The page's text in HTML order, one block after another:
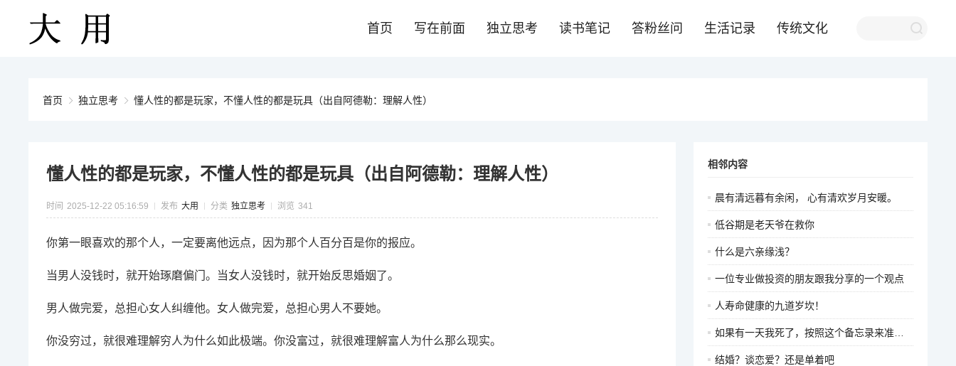
首页 写在前面 独立思考 读书笔记 答粉丝问 生活记录 传统文化
首页 独立思考 懂人性的都是玩家，不懂人性的都是玩具（出自阿德勒：理解人性）
懂人性的都是玩家，不懂人性的都是玩具（出自阿德勒：理解人性）
时间 2025-12-22 05:16:59 发布 大用 分类 独立思考 浏览 341
你第一眼喜欢的那个人，一定要离他远点，因为那个人百分百是你的报应。
当男人没钱时，就开始琢磨偏门。当女人没钱时，就开始反思婚姻了。
男人做完爱，总担心女人纠缠他。女人做完爱，总担心男人不要她。
你没穷过，就很难理解穷人为什么如此极端。你没富过，就很难理解富人为什么那么现实。
相邻内容
晨有清远暮有余闲， 心有清欢岁月安暖。
低谷期是老天爷在救你
什么是六亲缘浅？
一位专业做投资的朋友跟我分享的一个观点
人寿命健康的九道岁坎！
如果有一天我死了，按照这个备忘录来准备我的葬礼
结婚？谈恋爱？还是单着吧